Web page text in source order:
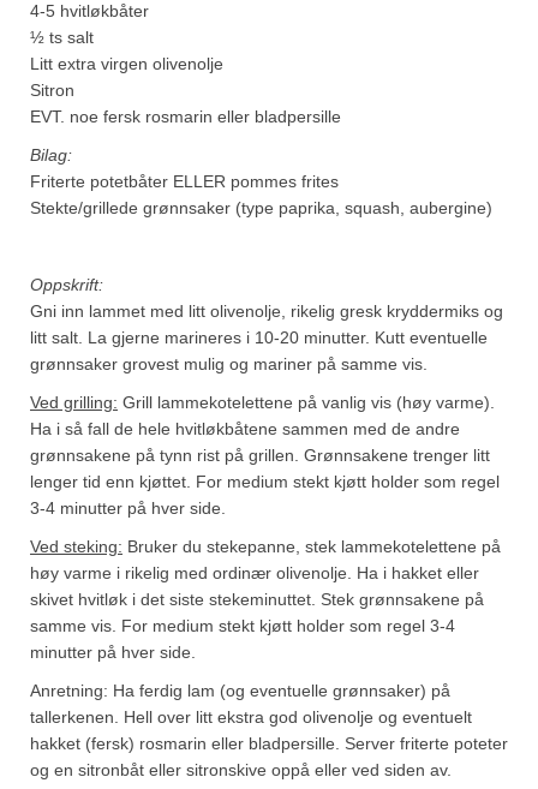
4-5 hvitløkbåter
½ ts salt
Litt extra virgen olivenolje
Sitron
EVT. noe fersk rosmarin eller bladpersille
Bilag:
Friterte potetbåter ELLER pommes frites
Stekte/grillede grønnsaker (type paprika, squash, aubergine)
Oppskrift:
Gni inn lammet med litt olivenolje, rikelig gresk kryddermiks og
litt salt. La gjerne marineres i 10-20 minutter. Kutt eventuelle
grønnsaker grovest mulig og mariner på samme vis.
Ved grilling: Grill lammekotelettene på vanlig vis (høy varme).
Ha i så fall de hele hvitløkbåtene sammen med de andre
grønnsakene på tynn rist på grillen. Grønnsakene trenger litt
lenger tid enn kjøttet. For medium stekt kjøtt holder som regel
3-4 minutter på hver side.
Ved steking: Bruker du stekepanne, stek lammekotelettene på
høy varme i rikelig med ordinær olivenolje. Ha i hakket eller
skivet hvitløk i det siste stekeminuttet. Stek grønnsakene på
samme vis. For medium stekt kjøtt holder som regel 3-4
minutter på hver side.
Anretning: Ha ferdig lam (og eventuelle grønnsaker) på
tallerkenen. Hell over litt ekstra god olivenolje og eventuelt
hakket (fersk) rosmarin eller bladpersille. Server friterte poteter
og en sitronbåt eller sitronskive oppå eller ved siden av.